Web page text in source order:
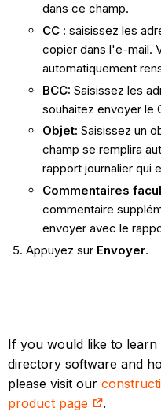
dans ce champ.
CC : saisissez les
copier dans l'e-mail.
automatiquement
BCC: Saisissez les
souhaitez envoyer le
Objet: Saisissez un
champ se remplira
rapport journalier qui
Commentaires
commentaire
envoyer avec le
Appuyez sur Envoyer.
If you would like to
directory software and
please visit our
product page
.